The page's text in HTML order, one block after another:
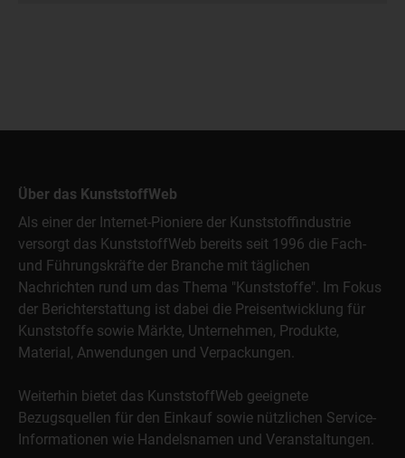
Über das KunststoffWeb
Als einer der Internet-Pioniere der Kunststoffindustrie
versorgt das KunststoffWeb bereits seit 1996 die Fach-
und Führungskräfte der Branche mit täglichen
Nachrichten rund um das Thema "Kunststoffe". Im Fokus
der Berichterstattung ist dabei die Preisentwicklung für
Kunststoffe sowie Märkte, Unternehmen, Produkte,
Material, Anwendungen und Verpackungen.
Weiterhin bietet das KunststoffWeb geeignete
Bezugsquellen für den Einkauf sowie nützlichen Service-
Informationen wie Handelsnamen und Veranstaltungen.